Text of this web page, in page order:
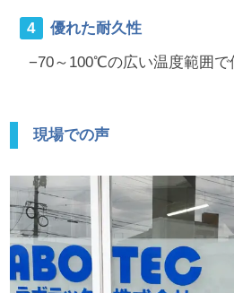
優れた耐久性
−70～100℃の広い温度範囲で
現場での声